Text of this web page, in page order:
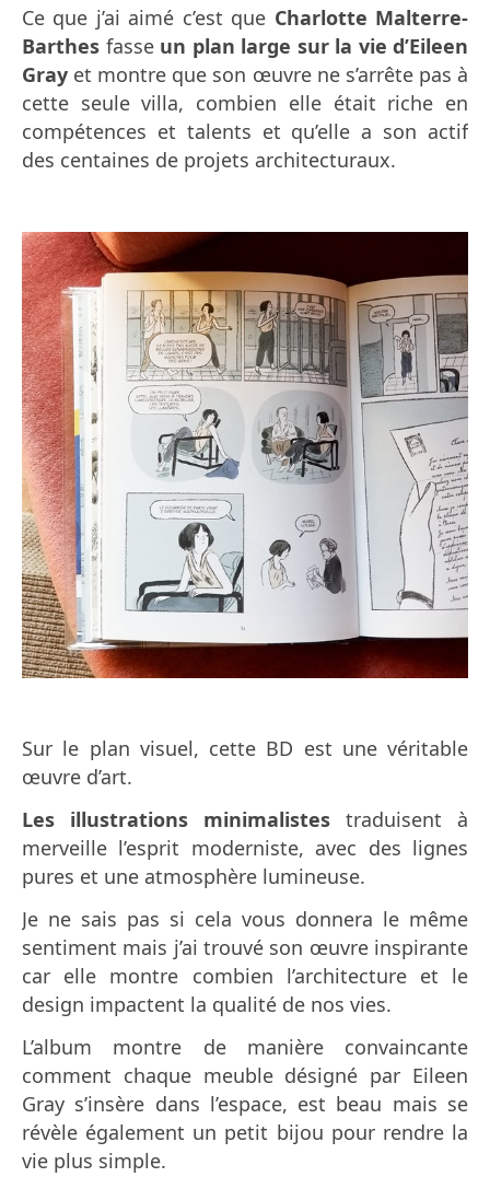
Ce que j’ai aimé c’est que Charlotte Malterre-
Barthes fasse un plan large sur la vie d’Eileen
Gray et montre que son œuvre ne s’arrête pas à
cette seule villa, combien elle était riche en
compétences et talents et qu’elle a son actif
des centaines de projets architecturaux.
Sur le plan visuel, cette BD est une véritable
œuvre d’art.
Les illustrations minimalistes traduisent à
merveille l’esprit moderniste, avec des lignes
pures et une atmosphère lumineuse.
Je ne sais pas si cela vous donnera le même
sentiment mais j’ai trouvé son œuvre inspirante
car elle montre combien l’architecture et le
design impactent la qualité de nos vies.
L’album montre de manière convaincante
comment chaque meuble désigné par Eileen
Gray s’insère dans l’espace, est beau mais se
révèle également un petit bijou pour rendre la
vie plus simple.